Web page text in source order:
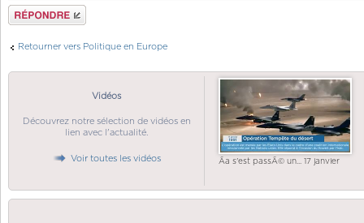
Répondre
Retourner vers Politique en Europe
Vidéos
Découvrez notre sélection de vidéos en
lien avec l'actualité.
Voir toutes les vidéos Ãa s'est passÃ© un... 17 janvier